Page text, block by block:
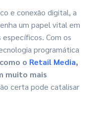
e conexão digital, a
um papel vital em
Com os
programática
o Retail Media,
muito mais
certa pode catalisar